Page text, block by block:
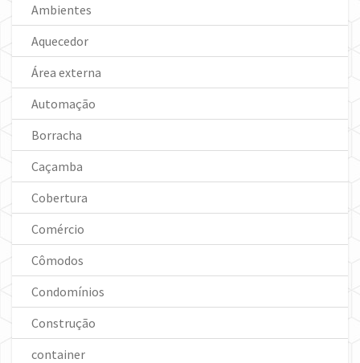
Ambientes
Aquecedor
Área externa
Automação
Borracha
Caçamba
Cobertura
Comércio
Cômodos
Condomínios
Construção
container